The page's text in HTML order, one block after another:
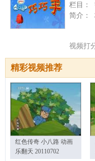
栏目：
简介：
视频打
精彩视频推荐
红色传奇 小八路 动画
乐翻天 20110702